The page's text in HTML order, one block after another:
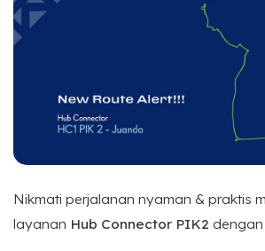
Nikmati perjalanan nyaman & praktis
layanan Hub Connector PIK2